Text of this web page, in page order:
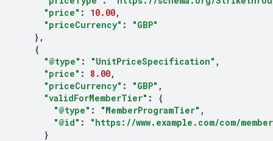
"price" : 10.00,
"priceCurrency" :
"GBP"
},
{
"@type" : "UnitPriceSpecification" ,
"price" : 8.00,
"priceCurrency" : "GBP" ,
"validForMemberTier" :
{
"@type" : "MemberProgramTier" ,
"@id" :
"https://www.example.com/com/
}